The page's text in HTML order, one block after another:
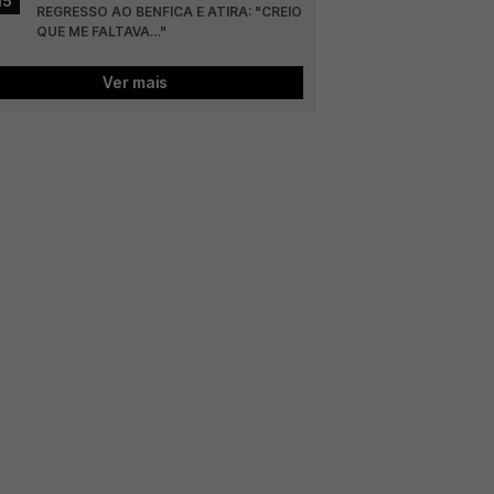
REGRESSO AO BENFICA E ATIRA: "CREIO
QUE ME FALTAVA…"
Ver mais